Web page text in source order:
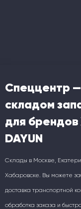
Спеццентр
складом
для брендов
DAYUN
Склады в Москве,
Хабаровске. Вы можете
доставка транспортной
обработка заказа и